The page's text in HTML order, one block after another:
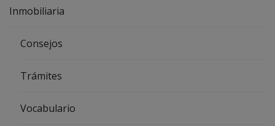
Inmobiliaria
Consejos
Trámites
Vocabulario